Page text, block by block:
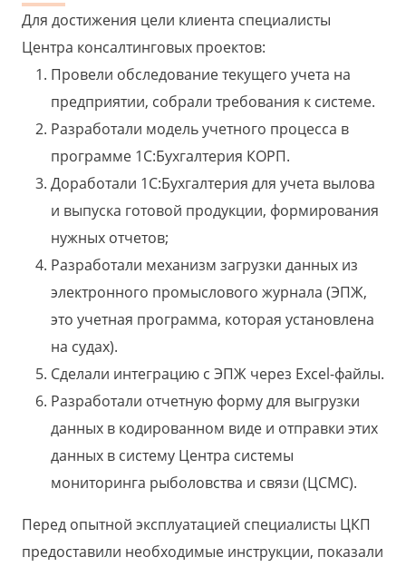
Для достижения цели клиента специалисты
Центра консалтинговых проектов:
Провели обследование текущего учета на
предприятии, собрали требования к системе.
Разработали модель учетного процесса в
программе 1С:Бухгалтерия КОРП.
Доработали 1С:Бухгалтерия для учета вылова
и выпуска готовой продукции, формирования
нужных отчетов;
Разработали механизм загрузки данных из
электронного промыслового журнала (ЭПЖ,
это учетная программа, которая установлена
на судах).
Сделали интеграцию с ЭПЖ через Excel-файлы.
Разработали отчетную форму для выгрузки
данных в кодированном виде и отправки этих
данных в систему Центра системы
мониторинга рыболовства и связи (ЦСМС).
Перед опытной эксплуатацией специалисты ЦКП
предоставили необходимые инструкции, показали